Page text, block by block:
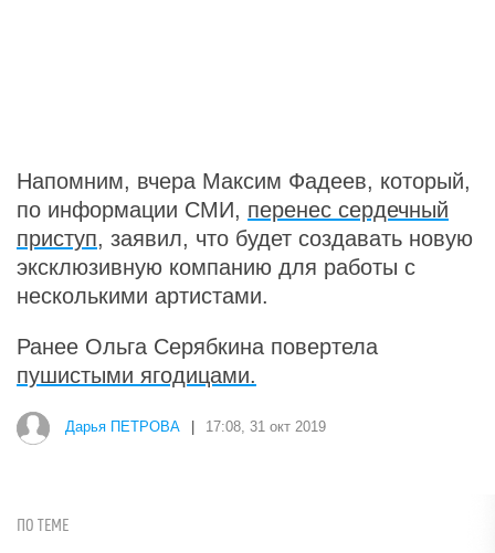
Напомним, вчера Максим Фадеев, который,
по информации СМИ, перенес сердечный
приступ, заявил, что будет создавать новую
эксклюзивную компанию для работы с
несколькими артистами.
Ранее Ольга Серябкина повертела
пушистыми ягодицами.
Дарья ПЕТРОВА 17:08, 31 окт 2019
ПО ТЕМЕ